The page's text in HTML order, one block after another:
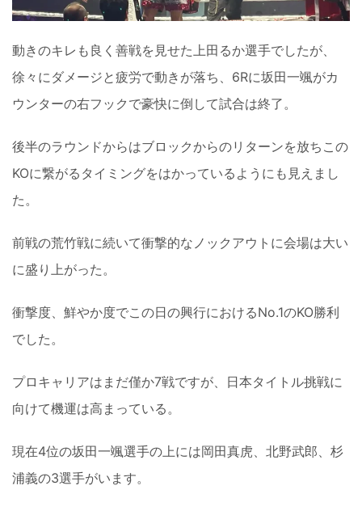
動きのキレも良く善戦を見せた上田るか選手でしたが、
徐々にダメージと疲労で動きが落ち、6Rに坂田一颯がカ
ウンターの右フックで豪快に倒して試合は終了。
後半のラウンドからはブロックからのリターンを放ちこの
KOに繋がるタイミングをはかっているようにも見えまし
た。
前戦の荒竹戦に続いて衝撃的なノックアウトに会場は大い
に盛り上がった。
衝撃度、鮮やか度でこの日の興行におけるNo.1のKO勝利
でした。
プロキャリアはまだ僅か7戦ですが、日本タイトル挑戦に
向けて機運は高まっている。
現在4位の坂田一颯選手の上には岡田真虎、北野武郎、杉
浦義の3選手がいます。